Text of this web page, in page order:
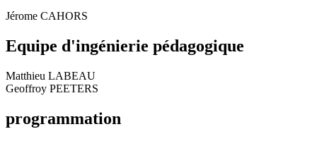
Jérome CAHORS
Equipe d'ingénierie pédagogique
Matthieu LABEAU
Geoffroy PEETERS
programmation